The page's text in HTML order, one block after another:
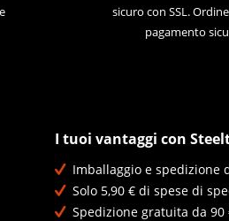
sicuro con SSL.
pagamento
I tuoi vantaggi con
Imballaggio e spedizione
Solo 5,90 € di spese di
Spedizione gratuita da 90